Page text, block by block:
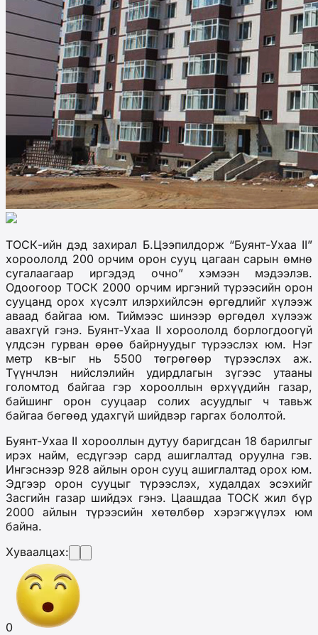
ТОСК-ийн дэд захирал Б.Цээпилдорж “Буянт-Ухаа II”
хороололд 200 орчим орон сууц цагаан сарын өмнө
сугалаагаар иргэдэд очно” хэмээн мэдээлэв.
Одоогоор ТОСК 2000 орчим иргэний түрээсийн орон
сууцанд орох хүсэлт илэрхийлсэн өргөдлийг хүлээж
аваад байгаа юм. Тиймээс шинээр өргөдөл хүлээж
авахгүй гэнэ. Буянт-Ухаа II хороололд борлогдоогүй
үлдсэн гурван өрөө байрнуудыг түрээслэх юм. Нэг
метр кв-ыг нь 5500 төгрөгөөр түрээслэх аж.
Түүнчлэн нийслэлийн удирдлагын зүгээс утааны
голомтод байгаа гэр хорооллын өрхүүдийн газар,
байшинг орон сууцаар солих асуудлыг ч тавьж
байгаа бөгөөд удахгүй шийдвэр гаргах бололтой.
Буянт-Ухаа II хорооллын дутуу баригдсан 18 барилгыг
ирэх найм, есдүгээр сард ашиглалтад оруулна гэв.
Ингэснээр 928 айлын орон сууц ашиглалтад орох юм.
Эдгээр орон сууцыг түрээслэх, худалдах эсэхийг
Засгийн газар шийдэх гэнэ. Цаашдаа ТОСК жил бүр
2000 айлын түрээсийн хөтөлбөр хэрэгжүүлэх юм
байна.
Хуваалцах:
0